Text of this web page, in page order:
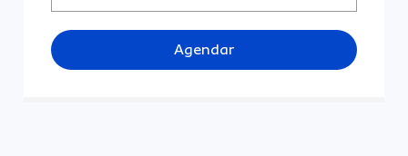
Agendar